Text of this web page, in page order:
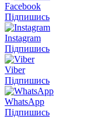
Facebook
Підпишись
Instagram
Підпишись
Viber
Підпишись
WhatsApp
Підпишись